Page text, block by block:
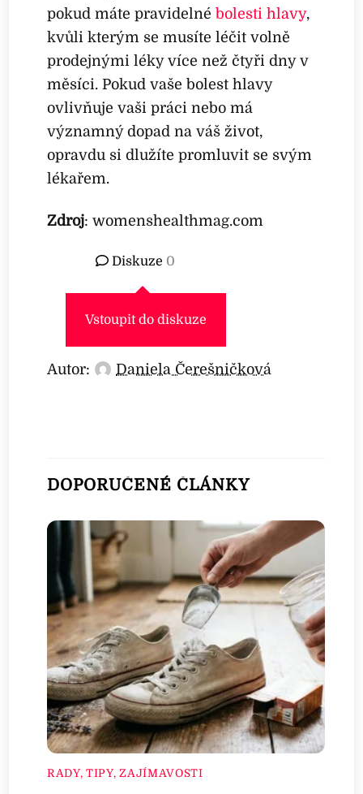
pokud máte pravidelnébolesti hlavy,
kvůli kterým se musíte léčit volně
prodejnými léky více než čtyři dny v
měsíci. Pokud vaše bolest hlavy
ovlivňuje vaši práci nebo má
významný dopad na váš život,
opravdu si dlužíte promluvit se svým
lékařem.
Zdroj: womenshealthmag.com
Diskuze 0
Vstoupit do diskuze
Autor: Daniela Čerešničková
DOPORUČENÉ ČLÁNKY
RADY, TIPY, ZAJÍMAVOSTI